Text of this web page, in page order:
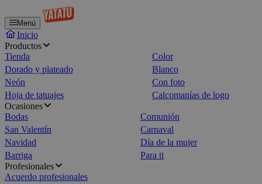
Menú
Inicio
Productos
Tienda
Color
Dorado y plateado
Blanco
Neón
Con foto
Hoja de tatuajes
Calcomanías de logo
Ocasiones
Bodas
Comunión
San Valentín
Carnaval
Navidad
Día de la mujer
Barriga
Para ti
Profesionales
Acuerdo profesionales